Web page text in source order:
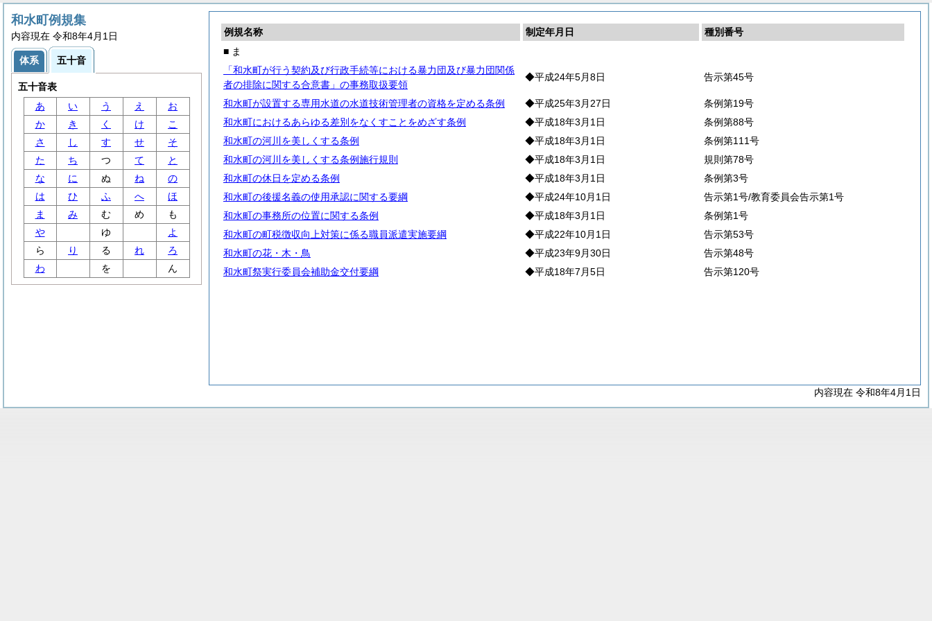
例規名称 制定年月日
種別番号
■ ま
「和水町が行う契約及び行政手続等における暴力団及び暴力団関係
者の排除に関する合意書」の事務取扱要領
◆平成24年5月8日 告示第45号
和水町が設置する専用水道の水道技術管理者の資格を定める条例 ◆平成25年3月27日
条例第19号
和水町におけるあらゆる差別をなくすことをめざす条例
◆平成18年3月1日
条例第88号
和水町の河川を美しくする条例
◆平成18年3月1日
条例第111号
和水町の河川を美しくする条例施行規則
◆平成18年3月1日
規則第78号
和水町の休日を定める条例
◆平成18年3月1日
条例第3号
和水町の後援名義の使用承認に関する要綱
◆平成24年10月1日
告示第1号/教育委員会告示第1号
和水町の事務所の位置に関する条例
◆平成18年3月1日
条例第1号
和水町の町税徴収向上対策に係る職員派遣実施要綱
◆平成22年10月1日
告示第53号
和水町の花・木・鳥
◆平成23年9月30日
告示第48号
和水町祭実行委員会補助金交付要綱
◆平成18年7月5日 告示第120号
内容現在 令和8年4月1日
和水町例規集
内容現在 令和8年4月1日
体系 五十音
五十音表
あ
い う え
お
か
き く け
こ
さ
し す せ
そ
た
ち つ て
と
な
に ぬ ね
の
は
ひ ふ へ
ほ
ま
み む め
も
や
ゆ
よ
ら
り る れ
ろ
わ
を ん